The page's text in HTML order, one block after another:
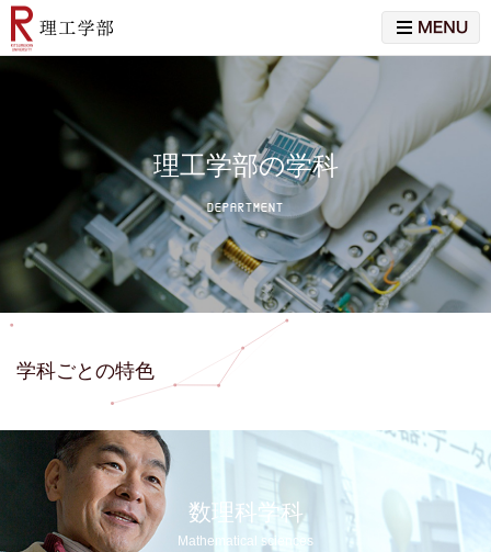
理工学部の学科
DEPARTMENT
学科ごとの特色
数理科学科
Mathematical sciences